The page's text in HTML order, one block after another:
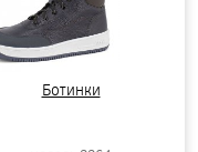
Ботинки